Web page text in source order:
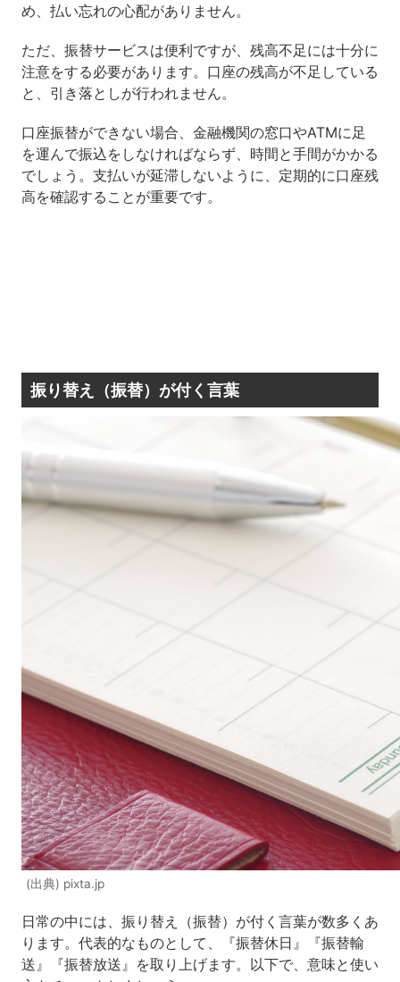
め、払い忘れの心配がありません。
ただ、振替サービスは便利ですが、残高不足には十分に
注意をする必要があります。口座の残高が不足している
と、引き落としが行われません。
口座振替ができない場合、金融機関の窓口やATMに足
を運んで振込をしなければならず、時間と手間がかかる
でしょう。支払いが延滞しないように、定期的に口座残
高を確認することが重要です。
振り替え（振替）が付く言葉
(出典) pixta.jp
日常の中には、振り替え（振替）が付く言葉が数多くあ
ります。代表的なものとして、『振替休日』『振替輸
送』『振替放送』を取り上げます。以下で、意味と使い